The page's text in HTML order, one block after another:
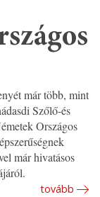
már több, mint
Szőlő-és
Országos
már hivatásos
tovább